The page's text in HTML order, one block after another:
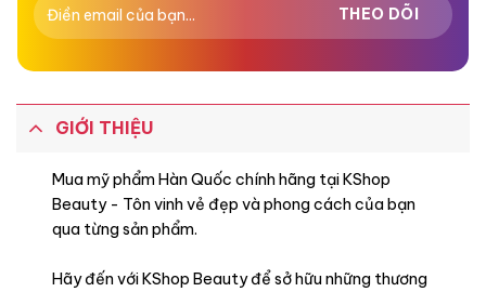
GIỚI THIỆU
Mua mỹ phẩm Hàn Quốc chính hãng tại KShop
Beauty - Tôn vinh vẻ đẹp và phong cách của bạn
qua từng sản phẩm.
Hãy đến với KShop Beauty để sở hữu những thương